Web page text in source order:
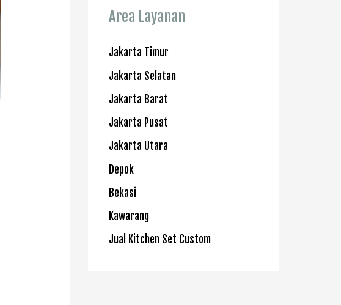
Area Layanan
Jakarta Timur
Jakarta Selatan
Jakarta Barat
Jakarta Pusat
Jakarta Utara
Depok
Bekasi
Kawarang
Jual Kitchen Set Custom